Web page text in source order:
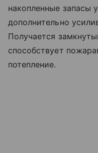
накопленные запасы
дополнительно
Получается
способствует
потепление.